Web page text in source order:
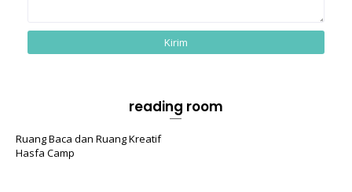
reading room
Ruang Baca dan Ruang Kreatif
Hasfa Camp